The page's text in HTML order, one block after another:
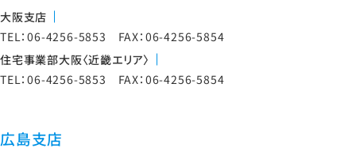
大阪支店
TEL：06-4256-5853 FAX：06-4256-5854
住宅事業部大阪〈近畿エリア〉
TEL：06-4256-5853 FAX：06-4256-5854
広島支店